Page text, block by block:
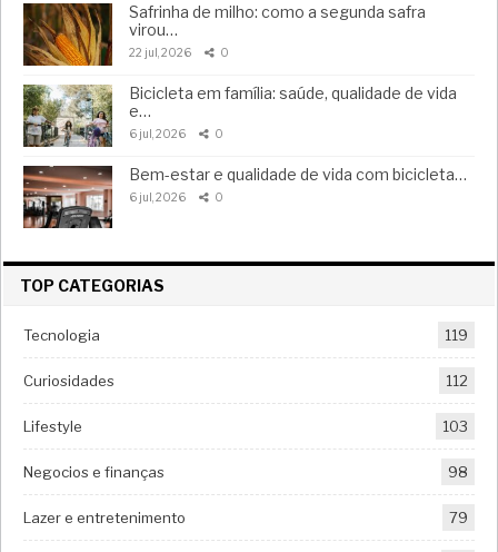
Safrinha de milho: como a segunda safra
virou…
22 jul, 2026 0
Bicicleta em família: saúde, qualidade de vida
e…
6 jul, 2026 0
Bem-estar e qualidade de vida com bicicleta…
6 jul, 2026 0
TOP CATEGORIAS
Tecnologia 119
Curiosidades 112
Lifestyle 103
Negocios e finanças 98
Lazer e entretenimento 79